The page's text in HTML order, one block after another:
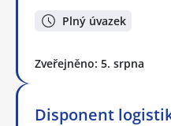
Plný úvazek
Zveřejněno: 5. srpna
Disponent